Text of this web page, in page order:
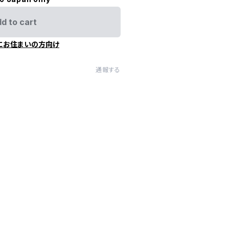
to cart
お住まいの方向け
通報する